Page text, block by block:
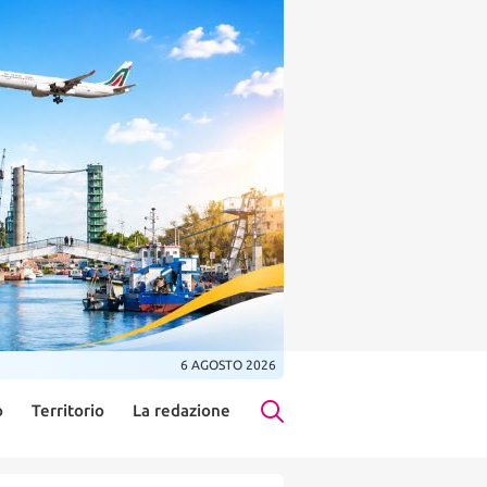
6 AGOSTO 2026
Territorio La redazione